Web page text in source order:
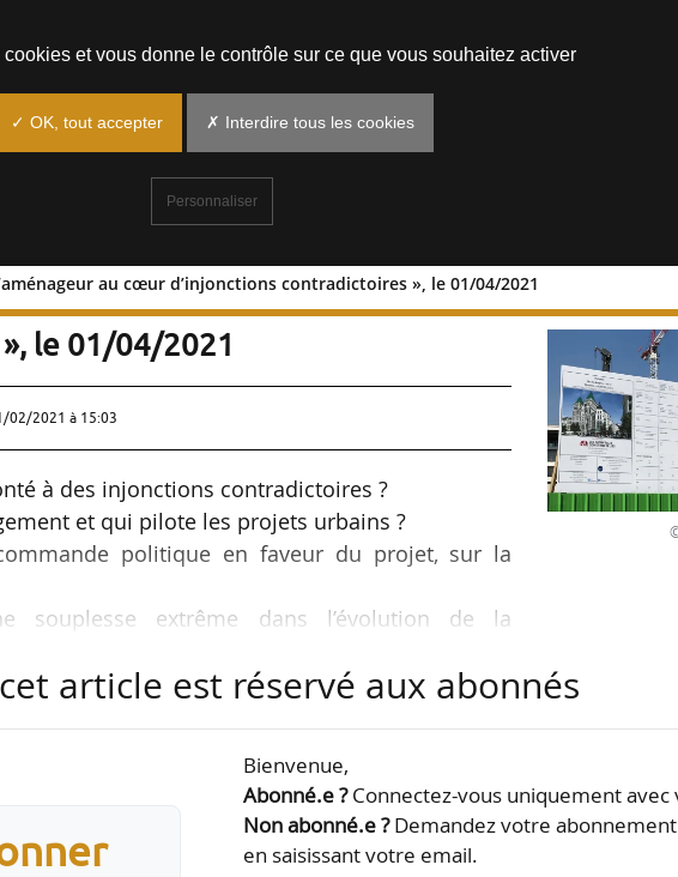
au cœur d’injonctions contradictoires », le 01/04/2021
: « L’aménageur au cœur
le 01/04/2021
02/2021 à 15:03
à des injonctions contradictoires ?
et qui pilote les projets urbains ?
politique en faveur du projet, sur la
souplesse extrême dans l’évolution de la
?
2020-2021 : « L’aménageur au cœur d’injonctions
? » Les journées du RNA sont organisées par
article est réservé aux abonnés
Bienvenue,
Abonné.e ?Connectez-vous uniquement avec
Non abonné.e ?Demandez votre
en saisissant votre email.
et vous donne le contrôle sur ce que vous souhaitez activer
✓ OK, tout accepter ✗ Interdire tous les cookies
Personnaliser